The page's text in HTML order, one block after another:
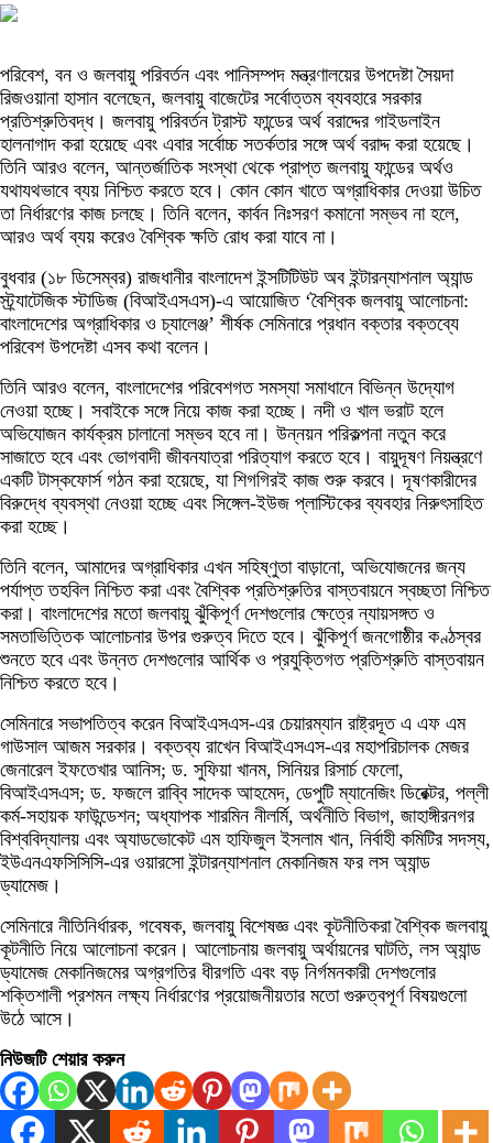
পরিবেশ, বন ও জলবায়ু পরিবর্তন এবং পানিসম্পদ মন্ত্রণালয়ের উপদেষ্টা সৈয়দা
রিজওয়ানা হাসান বলেছেন, জলবায়ু বাজেটের সর্বোত্তম ব্যবহারে সরকার
প্রতিশ্রুতিবদ্ধ। জলবায়ু পরিবর্তন ট্রাস্ট ফান্ডের অর্থ বরাদ্দের গাইডলাইন
হালনাগাদ করা হয়েছে এবং এবার সর্বোচ্চ সতর্কতার সঙ্গে অর্থ বরাদ্দ করা হয়েছে।
তিনি আরও বলেন, আন্তর্জাতিক সংস্থা থেকে প্রাপ্ত জলবায়ু ফান্ডের অর্থও
যথাযথভাবে ব্যয় নিশ্চিত করতে হবে। কোন কোন খাতে অগ্রাধিকার দেওয়া উচিত
তা নির্ধারণের কাজ চলছে। তিনি বলেন, কার্বন নিঃসরণ কমানো সম্ভব না হলে,
আরও অর্থ ব্যয় করেও বৈশ্বিক ক্ষতি রোধ করা যাবে না।
বুধবার (১৮ ডিসেম্বর) রাজধানীর বাংলাদেশ ইন্সটিটিউট অব ইন্টারন্যাশনাল অ্যান্ড
স্ট্র্যাটেজিক স্টাডিজ (বিআইএসএস)-এ আয়োজিত ‘বৈশ্বিক জলবায়ু আলোচনা:
বাংলাদেশের অগ্রাধিকার ও চ্যালেঞ্জ’ শীর্ষক সেমিনারে প্রধান বক্তার বক্তব্যে
পরিবেশ উপদেষ্টা এসব কথা বলেন।
তিনি আরও বলেন, বাংলাদেশের পরিবেশগত সমস্যা সমাধানে বিভিন্ন উদ্যোগ
নেওয়া হচ্ছে। সবাইকে সঙ্গে নিয়ে কাজ করা হচ্ছে। নদী ও খাল ভরাট হলে
অভিযোজন কার্যক্রম চালানো সম্ভব হবে না। উন্নয়ন পরিকল্পনা নতুন করে
সাজাতে হবে এবং ভোগবাদী জীবনযাত্রা পরিত্যাগ করতে হবে। বায়ুদূষণ নিয়ন্ত্রণে
একটি টাস্কফোর্স গঠন করা হয়েছে, যা শিগগিরই কাজ শুরু করবে। দূষণকারীদের
বিরুদ্ধে ব্যবস্থা নেওয়া হচ্ছে এবং সিঙ্গেল-ইউজ প্লাস্টিকের ব্যবহার নিরুৎসাহিত
করা হচ্ছে।
তিনি বলেন, আমাদের অগ্রাধিকার এখন সহিষ্ণুতা বাড়ানো, অভিযোজনের জন্য
পর্যাপ্ত তহবিল নিশ্চিত করা এবং বৈশ্বিক প্রতিশ্রুতির বাস্তবায়নে স্বচ্ছতা নিশ্চিত
করা। বাংলাদেশের মতো জলবায়ু ঝুঁকিপূর্ণ দেশগুলোর ক্ষেত্রে ন্যায়সঙ্গত ও
সমতাভিত্তিক আলোচনার উপর গুরুত্ব দিতে হবে। ঝুঁকিপূর্ণ জনগোষ্ঠীর কণ্ঠস্বর
শুনতে হবে এবং উন্নত দেশগুলোর আর্থিক ও প্রযুক্তিগত প্রতিশ্রুতি বাস্তবায়ন
নিশ্চিত করতে হবে।
সেমিনারে সভাপতিত্ব করেন বিআইএসএস-এর চেয়ারম্যান রাষ্ট্রদূত এ এফ এম
গাউসাল আজম সরকার। বক্তব্য রাখেন বিআইএসএস-এর মহাপরিচালক মেজর
জেনারেল ইফতেখার আনিস; ড. সুফিয়া খানম, সিনিয়র রিসার্চ ফেলো,
বিআইএসএস; ড. ফজলে রাব্বি সাদেক আহমেদ, ডেপুটি ম্যানেজিং ডিরেক্টর, পল্লী
কর্ম-সহায়ক ফাউন্ডেশন; অধ্যাপক শারমিন নীলর্মি, অর্থনীতি বিভাগ, জাহাঙ্গীরনগর
বিশ্ববিদ্যালয় এবং অ্যাডভোকেট এম হাফিজুল ইসলাম খান, নির্বাহী কমিটির সদস্য,
ইউএনএফসিসিসি-এর ওয়ারসো ইন্টারন্যাশনাল মেকানিজম ফর লস অ্যান্ড
ড্যামেজ।
সেমিনারে নীতিনির্ধারক, গবেষক, জলবায়ু বিশেষজ্ঞ এবং কূটনীতিকরা বৈশ্বিক জলবায়ু
কূটনীতি নিয়ে আলোচনা করেন। আলোচনায় জলবায়ু অর্থায়নের ঘাটতি, লস অ্যান্ড
ড্যামেজ মেকানিজমের অগ্রগতির ধীরগতি এবং বড় নির্গমনকারী দেশগুলোর
শক্তিশালী প্রশমন লক্ষ্য নির্ধারণের প্রয়োজনীয়তার মতো গুরুত্বপূর্ণ বিষয়গুলো
উঠে আসে।
নিউজটি শেয়ার করুন